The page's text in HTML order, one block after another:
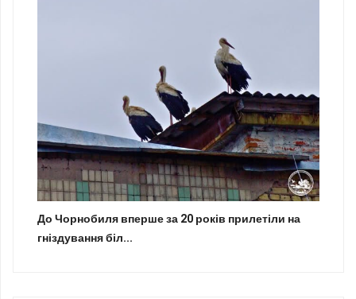
До Чорнобиля вперше за 20 років прилетіли на
гніздування біл...